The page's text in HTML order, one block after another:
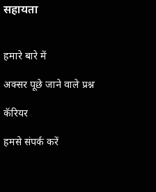
सहायता
हमारे बारे में
अक्सर पूछे जाने वाले प्रश्न
कॅरियर
हमसे संपर्क करें